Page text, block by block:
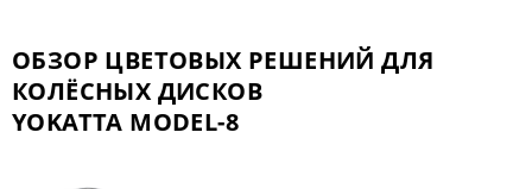
ОБЗОР ЦВЕТОВЫХ РЕШЕНИЙ ДЛЯ
КОЛЁСНЫХ ДИСКОВ
YOKATTA MODEL-8